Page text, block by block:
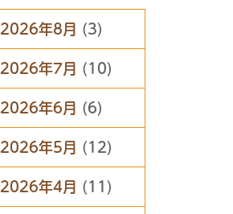
2026年8月 (3)
2026年7月 (10)
2026年6月 (6)
2026年5月 (12)
2026年4月 (11)